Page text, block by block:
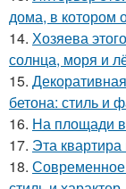
дома, в котором
14. Хозяева
солнца, моря и
15.
бетона: стиль и
16. На площади
17. Эта
18. Современное